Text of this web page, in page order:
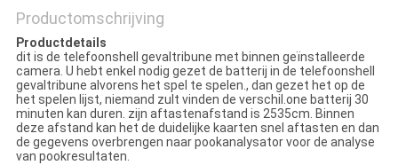
Productomschrijving
Productdetails
dit is de telefoonshell gevaltribune met binnen geïnstalleerde
camera. U hebt enkel nodig gezet de batterij in de telefoonshell
gevaltribune alvorens het spel te spelen., dan gezet het op de
het spelen lijst, niemand zult vinden de verschil.one batterij 30
minuten kan duren. zijn aftastenafstand is 2535cm. Binnen
deze afstand kan het de duidelijke kaarten snel aftasten en dan
de gegevens overbrengen naar pookanalysator voor de analyse
van pookresultaten.